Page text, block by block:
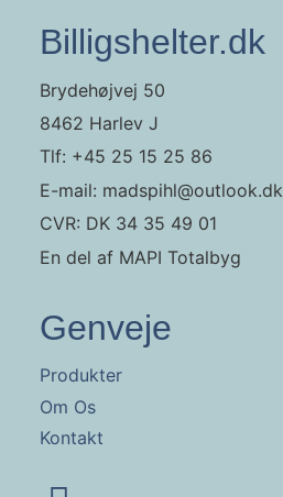
Billigshelter.dk
Brydehøjvej 50
8462 Harlev J
Tlf: +45 25 15 25 86
E-mail: madspihl@outlook.dk
CVR: DK 34 35 49 01
En del af MAPI Totalbyg
Genveje
Produkter
Om Os
Kontakt